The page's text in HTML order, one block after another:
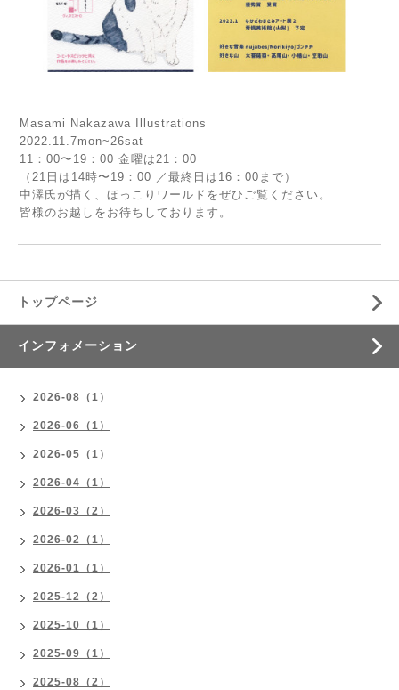
Masami Nakazawa Illustrations
2022.11.7mon~26sat
11：00〜19：00 金曜は21：00
（21日は14時〜19：00 ／最終日は16：00まで）
中澤氏が描く、ほっこりワールドをぜひご覧ください。
皆様のお越しをお待ちしております。
トップページ
インフォメーション
2026-08（1）
2026-06（1）
2026-05（1）
2026-04（1）
2026-03（2）
2026-02（1）
2026-01（1）
2025-12（2）
2025-10（1）
2025-09（1）
2025-08（2）